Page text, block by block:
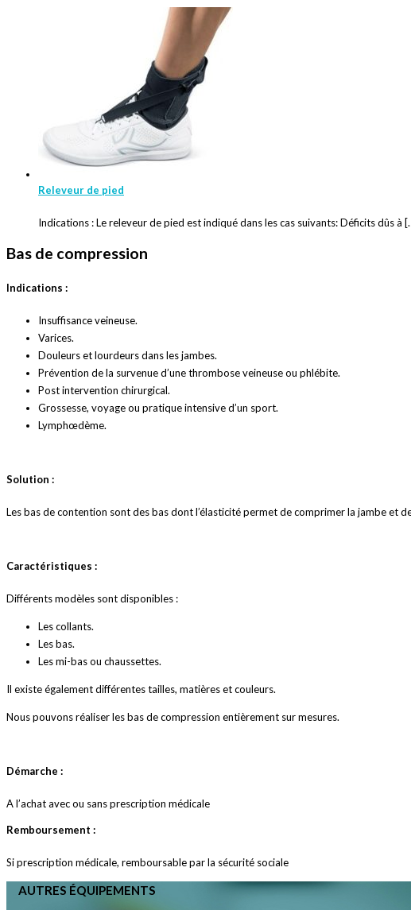
Releveur de pied
Indications : Le releveur de pied est indiqué dans les cas suivants: Déficits dûs à
Bas de compression
Indications :
Insuffisance veineuse.
Varices.
Douleurs et lourdeurs dans les jambes.
Prévention de la survenue d’une thrombose veineuse ou phlébite.
Post intervention chirurgical.
Grossesse, voyage ou pratique intensive d’un sport.
Lymphœdème.
Solution :
Les bas de contention sont des bas dont l’élasticité permet de comprimer la jambe et
Caractéristiques :
Différents modèles sont disponibles :
Les collants.
Les bas.
Les mi-bas ou chaussettes.
Il existe également différentes tailles, matières et couleurs.
Nous pouvons réaliser les bas de compression entièrement sur mesures.
Démarche :
A l’achat avec ou sans prescription médicale
Remboursement :
Si prescription médicale, remboursable par la sécurité sociale
AUTRES ÉQUIPEMENTS